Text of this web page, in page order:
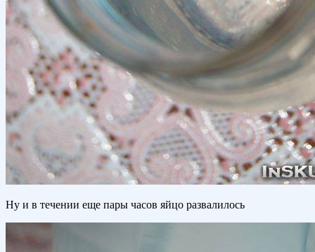
Ну и в течении еще пары часов яйцо развалилось